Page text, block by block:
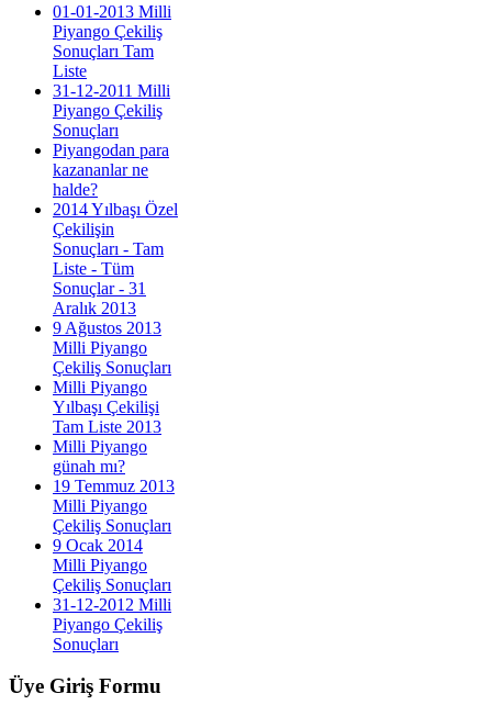
01-01-2013 Milli
Piyango Çekiliş
Sonuçları Tam
Liste
31-12-2011 Milli
Piyango Çekiliş
Sonuçları
Piyangodan para
kazananlar ne
halde?
2014 Yılbaşı Özel
Çekilişin
Sonuçları - Tam
Liste - Tüm
Sonuçlar - 31
Aralık 2013
9 Ağustos 2013
Milli Piyango
Çekiliş Sonuçları
Milli Piyango
Yılbaşı Çekilişi
Tam Liste 2013
Milli Piyango
günah mı?
19 Temmuz 2013
Milli Piyango
Çekiliş Sonuçları
9 Ocak 2014
Milli Piyango
Çekiliş Sonuçları
31-12-2012 Milli
Piyango Çekiliş
Sonuçları
Üye Giriş Formu